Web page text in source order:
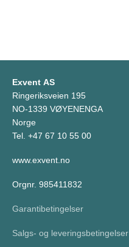
Exvent AS
Ringeriksveien 195
NO-1339 VØYENENGA
Norge
Tel. +47 67 10 55 00
www.exvent.no
Orgnr. 985411832
Garantibetingelser
Salgs- og leveringsbetingelser